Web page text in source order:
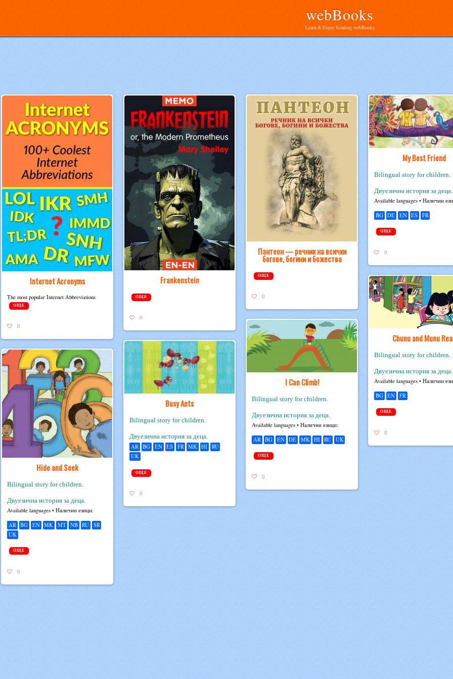
webBooks
Learn & Enjoy Reading webBooks
Internet Acronyms
The most pop­u­lar Inter­net Abbreviations
ОЩЕ
0
Frankenstein
ОЩЕ
0
Пантеон — речник на всички
богове, богини и божества
ОЩЕ
0
My Best Friend
Bilingual story for children.
Двуезична история за деца.
Avail­able lan­guages • Налични
BG DE EN ES FR
ОЩЕ
0
Chunu and Munu
Bilingual story for children.
Двуезична история за деца.
Avail­able lan­guages • Налични
BG EN FR
ОЩЕ
0
I Can Climb!
Bilingual story for children.
Двуезична история за деца.
Avail­able lan­guages • Налични езици:
AR BG EN DE MK HI RU UK
ОЩЕ
0
Busy Ants
Bilingual story for children.
Двуезична история за деца.
AR BG EN ES FR MK HI
RU
UK
ОЩЕ
0
Hide and Seek
Bilingual story for children.
Двуезична история за деца.
Avail­able lan­guages • Налични езици:
AR BG EN MK MT NB RU
SR
UK
ОЩЕ
0